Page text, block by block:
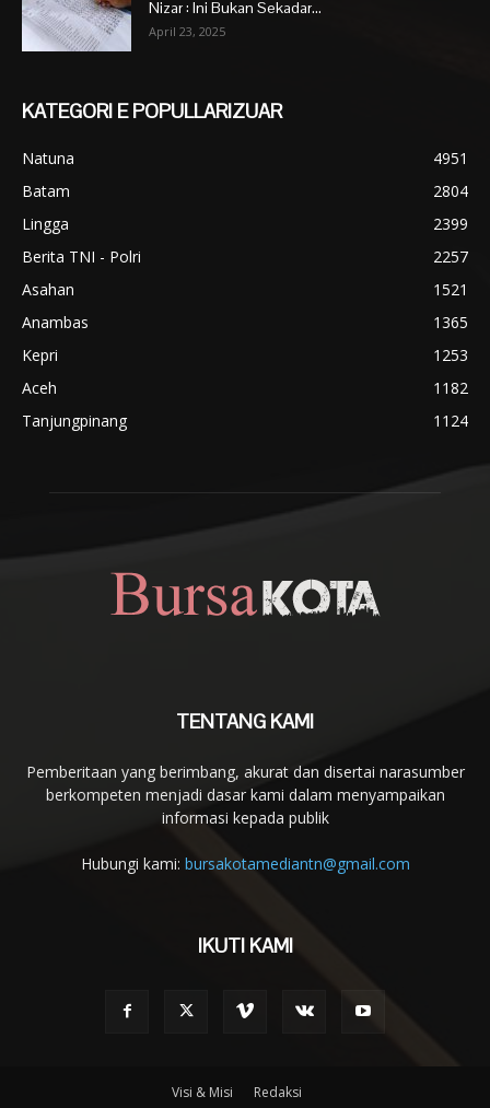
Nizar : Ini Bukan Sekadar...
April 23, 2025
KATEGORI E POPULLARIZUAR
Natuna
4951
Batam
2804
Lingga
2399
Berita TNI - Polri
2257
Asahan
1521
Anambas
1365
Kepri
1253
Aceh
1182
Tanjungpinang
1124
TENTANG KAMI
Pemberitaan yang berimbang, akurat dan disertai narasumber
berkompeten menjadi dasar kami dalam menyampaikan
informasi kepada publik
Hubungi kami: bursakotamediantn@gmail.com
IKUTI KAMI
Visi & Misi
Redaksi